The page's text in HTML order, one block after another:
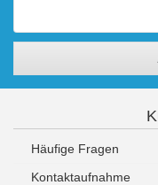
Häufige Fragen
Kontaktaufnahme